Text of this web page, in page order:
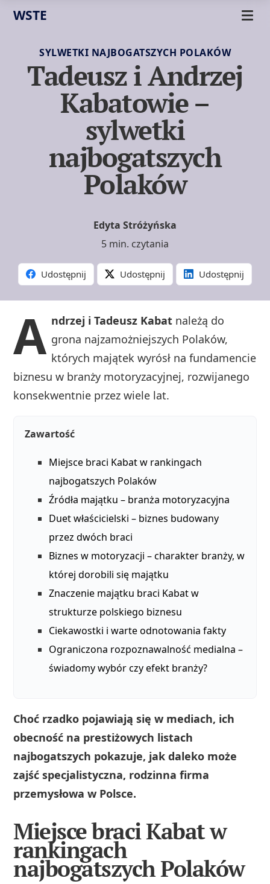
WSTE
SYLWETKI NAJBOGATSZYCH POLAKÓW
Tadeusz i Andrzej
Kabatowie –
sylwetki
najbogatszych
Polaków
Edyta Stróżyńska
5 min. czytania
Udostępnij Udostępnij Udostępnij
A ndrzej i Tadeusz Kabat należą do
grona najzamożniejszych Polaków,
których majątek wyrósł na fundamencie
biznesu w branży motoryzacyjnej, rozwijanego
konsekwentnie przez wiele lat.
Zawartość
Miejsce braci Kabat w rankingach
najbogatszych Polaków
Źródła majątku – branża motoryzacyjna
Duet właścicielski – biznes budowany
przez dwóch braci
Biznes w motoryzacji – charakter branży, w
której dorobili się majątku
Znaczenie majątku braci Kabat w
strukturze polskiego biznesu
Ciekawostki i warte odnotowania fakty
Ograniczona rozpoznawalność medialna –
świadomy wybór czy efekt branży?
Choć rzadko pojawiają się w mediach, ich
obecność na prestiżowych listach
najbogatszych pokazuje, jak daleko może
zajść specjalistyczna, rodzinna firma
przemysłowa w Polsce.
Miejsce braci Kabat w
rankingach
najbogatszych Polaków